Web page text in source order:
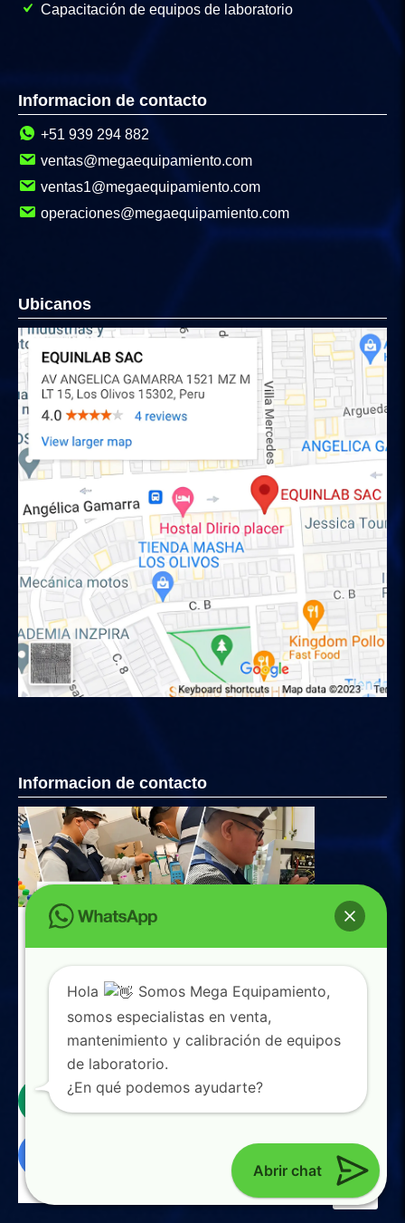
Capacitación de equipos de laboratorio
Informacion de contacto
+51 939 294 882
ventas@megaequipamiento.com
ventas1@megaequipamiento.com
operaciones@megaequipamiento.com
Ubicanos
Informacion de contacto
Abrir chat
Hola
Somos Mega Equipamiento,
somos especialistas en venta,
mantenimiento y calibración de equipos
de laboratorio.
¿En qué podemos ayudarte?